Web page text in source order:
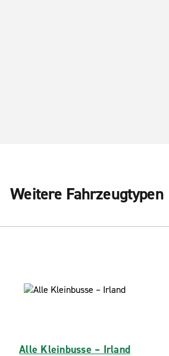
Weitere Fahrzeugtypen
Alle Kleinbusse – Irland